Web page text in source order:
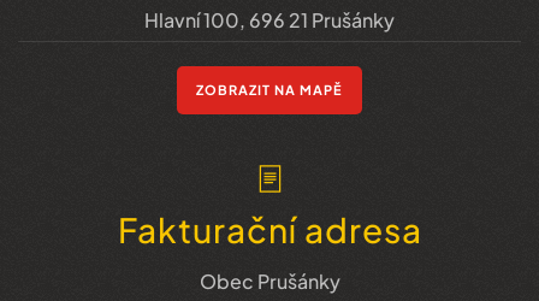
Hlavní 100, 696 21 Prušánky
ZOBRAZIT NA MAPĚ
Fakturační adresa
Obec Prušánky